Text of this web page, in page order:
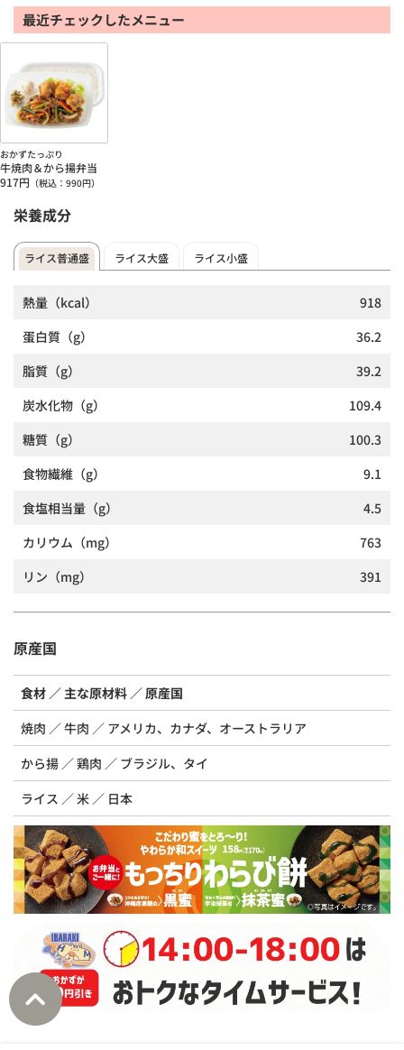
最近チェックしたメニュー
おかずたっぷり
牛焼肉＆から揚弁当
917円 （税込： 990円）
栄養成分
ライス普通盛 ライス大盛 ライス小盛
熱量 （kcal）
918
蛋白質 （g）
36.2
脂質 （g）
39.2
炭水化物 （g）
109.4
糖質 （g）
100.3
食物繊維 （g）
9.1
食塩相当量 （g）
4.5
カリウム （mg）
763
リン （mg） 391
原産国
食材 主な原材料
原産国
焼肉
牛肉
アメリカ、カナダ、オーストラリア
から揚
鶏肉
ブラジル、タイ
ライス
米 日本